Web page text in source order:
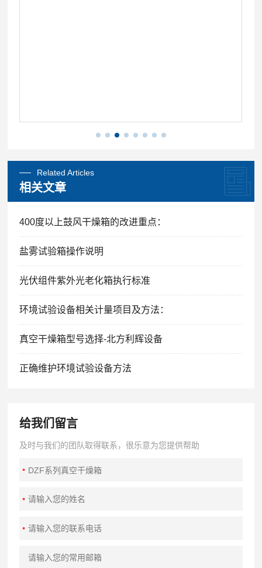
Related Articles
相关文章
400度以上鼓风干燥箱的改进重点：
盐雾试验箱操作说明
光伏组件紫外光老化箱执行标准
环境试验设备相关计量项目及方法：
真空干燥箱型号选择-北方利辉设备
正确维护环境试验设备方法
给我们留言
及时与我们的团队取得联系，很乐意为您提供帮助